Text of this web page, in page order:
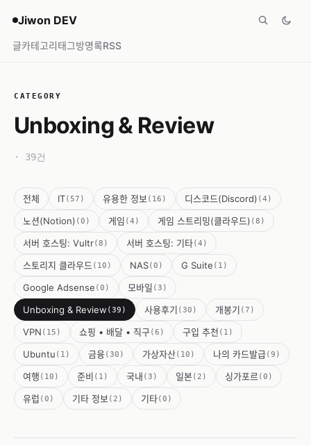
Jiwon DEV
글카테고리태그방명록RSS
CATEGORY
Unboxing & Review
· 39건
전체 IT(57) 유용한 정보 (16) 디스코드(Discord) (4)
노션(Notion) (0) 게임 (4) 게임 스트리밍(클라우드) (8)
서버 호스팅: Vultr(8) 서버 호스팅: 기타(4)
스토리지 클라우드 (10) NAS(0) G Suite (1)
Google Adsense (0) 모바일 (3)
Unboxing & Review (39) 사용후기 (30) 개봉기 (7)
VPN (15) 쇼핑 • 배달 • 직구 (6) 구입 추천 (1)
Ubuntu (1) 금융(30) 가상자산(10) 나의 카드발급(9)
여행 (10) 준비 (1) 국내 (3) 일본(2) 싱가포르 (0)
유럽 (0) 기타 정보 (2) 기타(0)